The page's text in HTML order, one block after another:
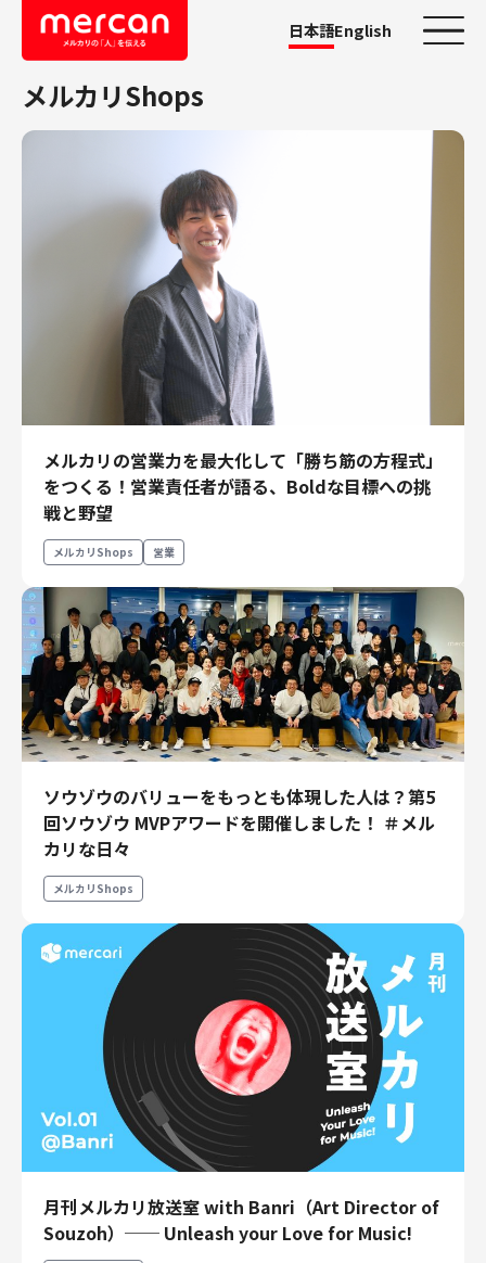
日本語English
鹿島アントラーズ
メルペイ
メルコイン
メルカリShops
メルカリR4Dラボ
職種
エンジニアリング
エンジニアリング
コーポレートエンジニアリング
セキュリティエンジニアリング
プロダクト・ビジネス
経営・事業企画
事業開発
カスタマーサービス
マーケティング・PR
プロダクトマネジメント
データアナリティクス
プロダクトデザイン
クリエイティブ
コーポレート
財務・経理
内部監査・リスク
セキュリティ・プライバシー
募集中の求人一覧
メルカリShops
メルカリの営業力を最大化して「勝ち筋の方程式」
をつくる！営業責任者が語る、Boldな目標への挑
戦と野望
メルカリShops 営業
ソウゾウのバリューをもっとも体現した人は？第5
回ソウゾウ MVPアワードを開催しました！ ＃メル
カリな日々
メルカリShops
月刊メルカリ放送室 with Banri（Art Director of
Souzoh）── Unleash your Love for Music!